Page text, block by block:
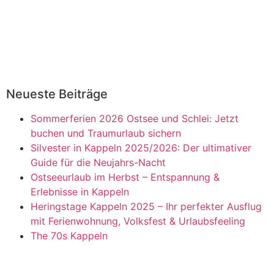
Neueste Beiträge
Sommerferien 2026 Ostsee und Schlei: Jetzt
buchen und Traumurlaub sichern
Silvester in Kappeln 2025/2026: Der ultimativer
Guide für die Neujahrs-Nacht
Ostseeurlaub im Herbst – Entspannung &
Erlebnisse in Kappeln
Heringstage Kappeln 2025 – Ihr perfekter Ausflug
mit Ferienwohnung, Volksfest & Urlaubsfeeling
The 70s Kappeln